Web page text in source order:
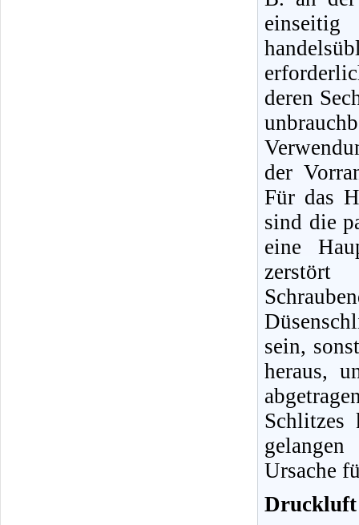
deren
der
Für das
sind die
eine
sein,
heraus,
Schlitzes
Ursache
Druckluft